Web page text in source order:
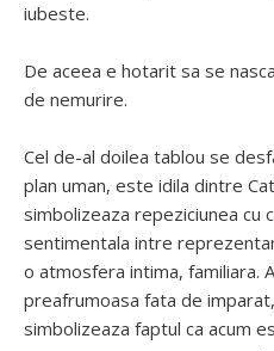
iubeste.
De aceea e hotarit sa se
de nemurire.
Cel de-al doilea tablou se
plan uman, este idila dintre
simbolizeaza repeziciunea cu
sentimentala intre
o atmosfera intima, familiara.
preafrumoasa fata de
simbolizeaza faptul ca acum